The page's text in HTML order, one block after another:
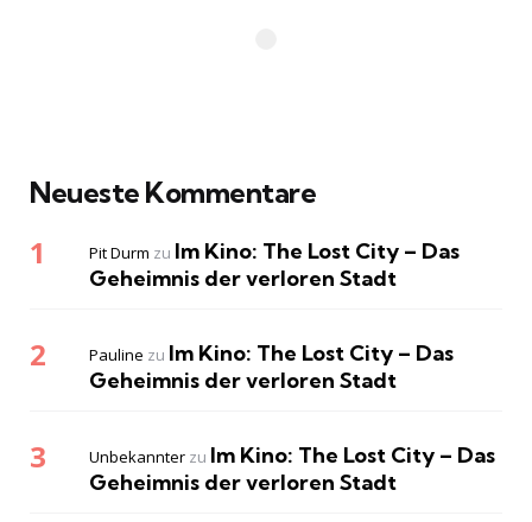
Neueste Kommentare
Pit Durm zu Im Kino: The Lost City – Das
Geheimnis der verloren Stadt
Pauline zu Im Kino: The Lost City – Das
Geheimnis der verloren Stadt
Unbekannter zu Im Kino: The Lost City – Das
Geheimnis der verloren Stadt